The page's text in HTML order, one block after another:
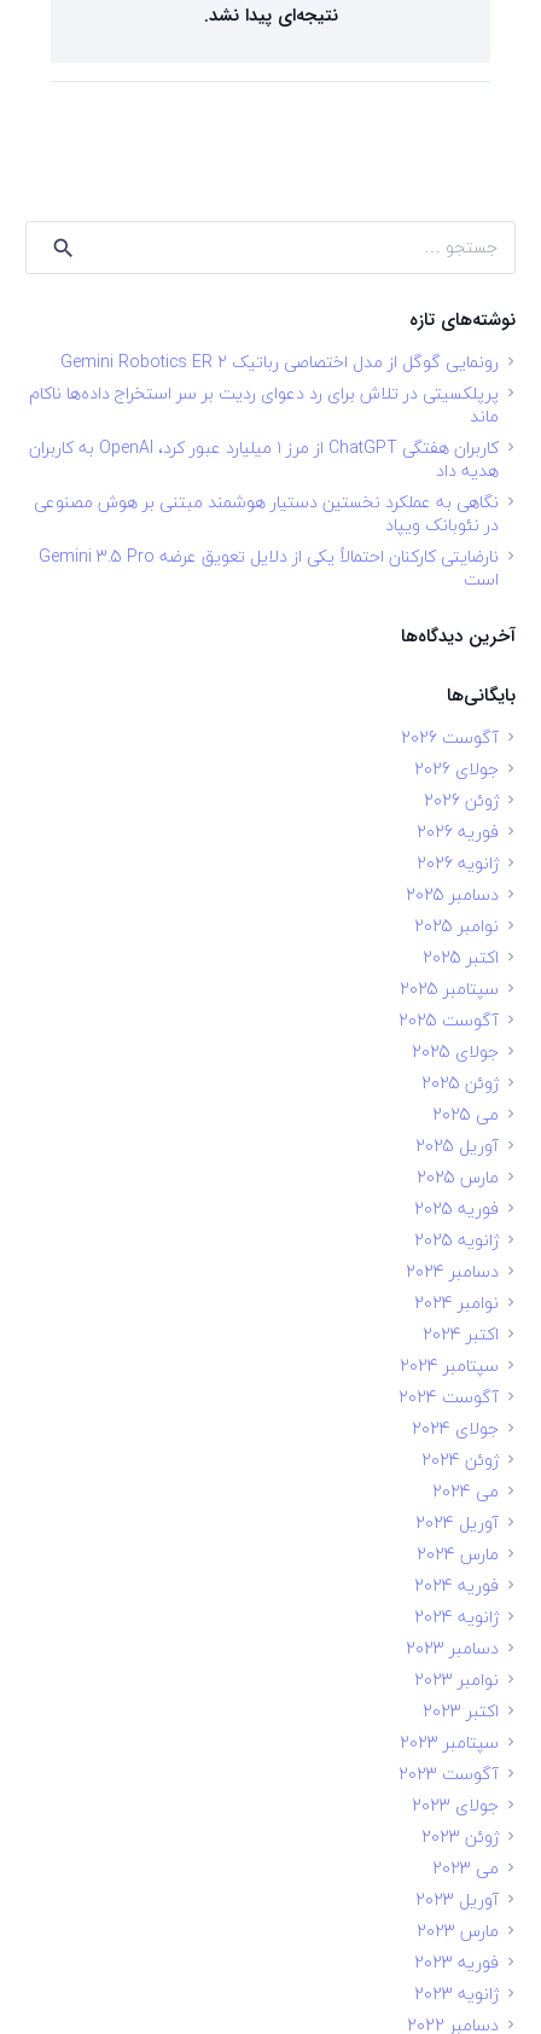
نتیجه‌ای پیدا نشد.
برای:
نوشته‌های تازه
رونمایی گوگل از مدل اختصاصی رباتیک Gemini Robotics ER 2
پرپلکسیتی در تلاش برای رد دعوای ردیت بر سر استخراج داده‌ها ناکام
ماند
کاربران هفتگی ChatGPT از مرز ۱ میلیارد عبور کرد، OpenAI به کاربران
هدیه داد
نگاهی به عملکرد نخستین دستیار هوشمند مبتنی بر هوش مصنوعی
در نئوبانک ویپاد
نارضایتی کارکنان احتمالاً یکی از دلایل تعویق عرضه Gemini 3.5 Pro
است
آخرین دیدگاه‌ها
بایگانی‌ها
آگوست 2026
جولای 2026
ژوئن 2026
فوریه 2026
ژانویه 2026
دسامبر 2025
نوامبر 2025
اکتبر 2025
سپتامبر 2025
آگوست 2025
جولای 2025
ژوئن 2025
می 2025
آوریل 2025
مارس 2025
فوریه 2025
ژانویه 2025
دسامبر 2024
نوامبر 2024
اکتبر 2024
سپتامبر 2024
آگوست 2024
جولای 2024
ژوئن 2024
می 2024
آوریل 2024
مارس 2024
فوریه 2024
ژانویه 2024
دسامبر 2023
نوامبر 2023
اکتبر 2023
سپتامبر 2023
آگوست 2023
جولای 2023
ژوئن 2023
می 2023
آوریل 2023
مارس 2023
فوریه 2023
ژانویه 2023
دسامبر 2022